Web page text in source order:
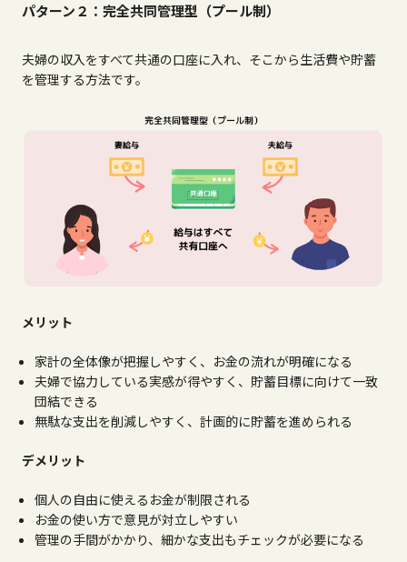
パターン２：完全共同管理型（プール制）
夫婦の収入をすべて共通の口座に入れ、そこから生活費や貯蓄
を管理する方法です。
メリット
家計の全体像が把握しやすく、お金の流れが明確になる
夫婦で協力している実感が得やすく、貯蓄目標に向けて一致
団結できる
無駄な支出を削減しやすく、計画的に貯蓄を進められる
デメリット
個人の自由に使えるお金が制限される
お金の使い方で意見が対立しやすい
管理の手間がかかり、細かな支出もチェックが必要になる